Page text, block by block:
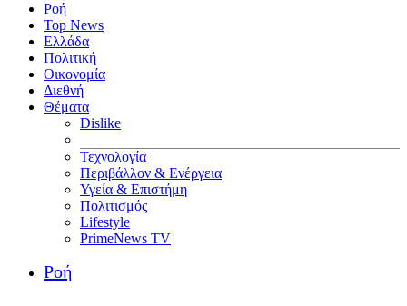
Ροή
Top News
Ελλάδα
Πολιτική
Οικονομία
Διεθνή
Θέματα
Dislike
Τεχνολογία
Περιβάλλον & Ενέργεια
Υγεία & Επιστήμη
Πολιτισμός
Lifestyle
PrimeNews TV
Ροή